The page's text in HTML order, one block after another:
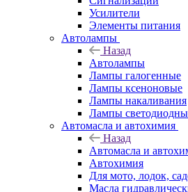
Усилители
Элементы питания
Автолампы
Назад
Автолампы
Лампы галогенные
Лампы ксеноновые
Лампы накаливания
Лампы
Автомасла и автохимия
Назад
Автомасла и
Автохимия
Для мото, лодок,
Масла